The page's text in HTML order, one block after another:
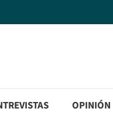
OPINIÓN